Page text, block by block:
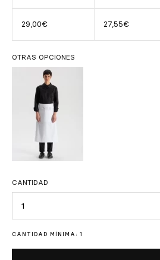
29,00€ 27,55€
OTRAS OPCIONES
CANTIDAD
CANTIDAD MÍNIMA: 1